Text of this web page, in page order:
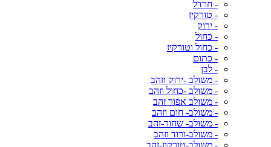
- חרדל
- טורקיז
- ירוק
- כחול
- כחול וטורקיז
- כתום
- לבן
- משולב -ירוק וזהב
- משולב -כחול וזהב
- משולב אפור זהב
- משולב- חום וזהב
- משולב- שחור-זהב
- משולב-ורוד וזהב
- משולב-טורקיז-זהב